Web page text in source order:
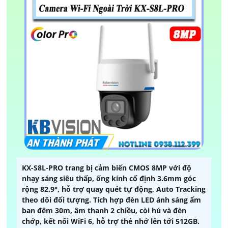
KX-S8L-PRO trang bị cảm biến CMOS 8MP với độ
nhạy sáng siêu thấp, ống kính cố định 3.6mm góc
rộng 82.9°, hỗ trợ quay quét tự động, Auto Tracking
theo dõi đối tượng. Tích hợp đèn LED ánh sáng ấm
ban đêm 30m, âm thanh 2 chiều, còi hú và đèn
chớp, kết nối WiFi 6, hỗ trợ thẻ nhớ lên tới 512GB.